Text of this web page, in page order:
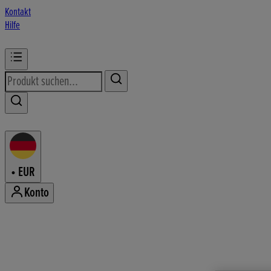
Kontakt
Hilfe
• EUR
Konto